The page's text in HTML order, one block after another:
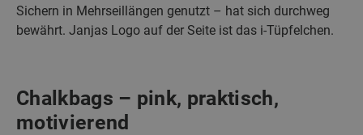
Sichern in Mehrseillängen genutzt – hat sich durchweg
bewährt. Janjas Logo auf der Seite ist das i-Tüpfelchen.
Chalkbags – pink, praktisch,
motivierend